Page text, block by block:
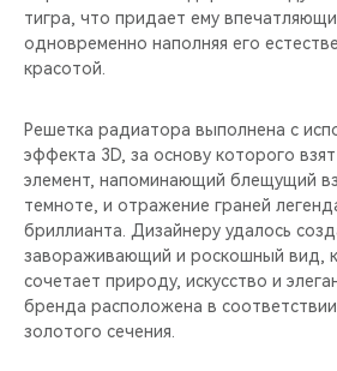
тигра, что придает ему
одновременно наполняя его
красотой.
Решетка радиатора выполнена с
эффекта 3D, за основу которого
элемент, напоминающий блещущий
темноте, и отражение граней
бриллианта. Дизайнеру удалось
завораживающий и роскошный вид,
сочетает природу, искусство и
бренда расположена в
золотого сечения.